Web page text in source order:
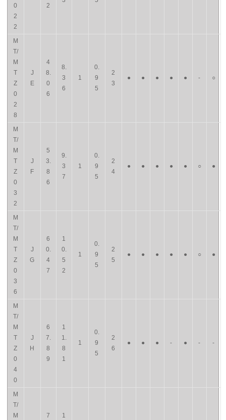
0
2
2
2
M
T/
M
T
Z
0
2
8
J
E
4
8.
0
6
8.
3
6
1
0.
9
5
2
3
● ● ● ● ● - ○
M
T/
M
T
Z
0
3
2
J
F
5
3.
8
6
9.
3
7
1
0.
9
5
2
4
● ● ● ● ● ○ ●
M
T/
M
T
Z
0
3
6
J
G
6
0.
4
7
1
0.
5
2
1
0.
9
5
2
5
● ● ● ● ● ○ ●
M
T/
M
T
Z
0
4
0
J
H
6
7.
8
9
1
1.
8
1
1
0.
9
5
2
6
● ● ● - ● - -
M
T/
M
7
1